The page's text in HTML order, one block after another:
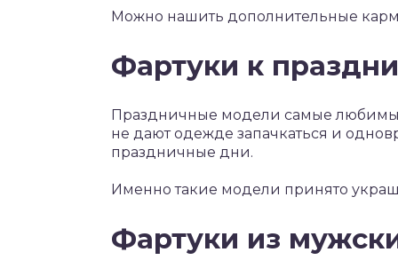
Можно нашить дополнительные
Фартуки к
Праздничные модели самые
не дают одежде запачкаться и
праздничные дни.
Именно такие модели принято
Фартуки из